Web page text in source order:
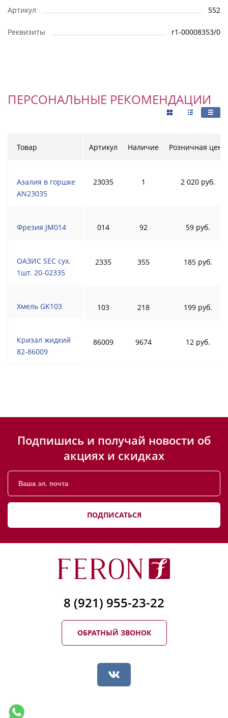
Артикул 552
Реквизиты r1-00008353/0
ПЕРСОНАЛЬНЫЕ РЕКОМЕНДАЦИИ
Товар
Азалия в горшке
AN23035
Фрезия JM014
ОАЗИС SEC сух.
1шт. 20-02335
Хмель GK103
Кризал жидкий
82-86009
Артикул Наличие Розничная цена
23035 1 2 020 руб.
014 92 59 руб.
2335 355 185 руб.
103 218 199 руб.
86009 9674 12 руб.
Подпишись и получай новости об
акциях и скидках
ПОДПИСАТЬСЯ
8 (921) 955-23-22
ОБРАТНЫЙ ЗВОНОК